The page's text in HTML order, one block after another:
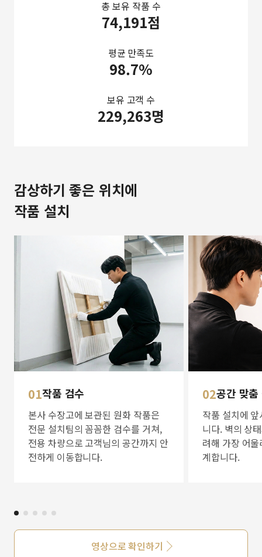
총 보유 작품 수
74,191점
평균 만족도
98.7%
보유 고객 수
229,263명
감상하기 좋은 위치에
작품 설치
01작품 검수
본사 수장고에 보관된 원화 작품은
전문 설치팀의 꼼꼼한 검수를 거쳐,
전용 차량으로 고객님의 공간까지 안
전하게 이동합니다.
02공간 맞
작품 설치에
니다. 벽의 상
려해 가장 어
계합니다.
영상으로 확인하기